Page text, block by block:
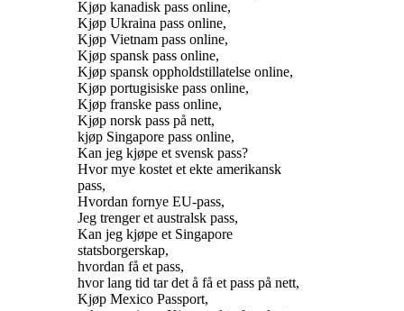
Kjøp kanadisk pass online,
Kjøp Ukraina pass online,
Kjøp Vietnam pass online,
Kjøp spansk pass online,
Kjøp spansk oppholdstillatelse online,
Kjøp portugisiske pass online,
Kjøp franske pass online,
Kjøp norsk pass på nett,
kjøp Singapore pass online,
Kan jeg kjøpe et svensk pass?
Hvor mye kostet et ekte amerikansk
pass,
Hvordan fornye EU-pass,
Jeg trenger et australsk pass,
Kan jeg kjøpe et Singapore
statsborgerskap,
hvordan få et pass,
hvor lang tid tar det å få et pass på nett,
Kjøp Mexico Passport,